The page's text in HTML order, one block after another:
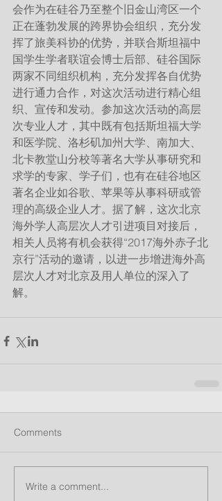
会作为在硅谷乃至整个旧金山湾区一个
正在蓬勃发展的跨界协会组织，充分发
挥了旅美科协的优势，并联合斯坦福中
国学生学者联谊会博士后部、硅谷国际
两家不同组织机构，充分发挥各自优势
进行通力合作，对这次活动进行精心组
织、宣传和发动。参加这次活动的高层
次专业人才，其中既有包括斯坦福大学
和医学院、洛杉矶加州大学、南加大、
北卡教堂山分校等著名大学从事研究和
求学的专家、学子们，也有在硅谷地区
著名企业如谷歌、苹果等从事科研或管
理的高级企业人才。据了解，这次北京
海外学人高层次人才引进项目对接后，
相关人员将有机会获得“2017海外赤子北
京行”活动的邀请，以进一步增进海外高
层次人才对北京及用人单位的深入了
解。
Comments
Write a comment...